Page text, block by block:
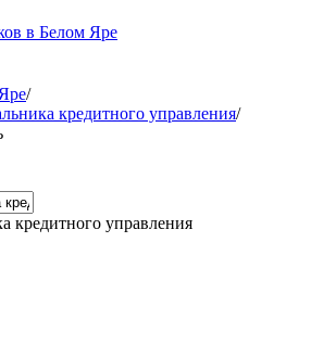
в Белом Яре
/
кредитного управления/
кредитного управления